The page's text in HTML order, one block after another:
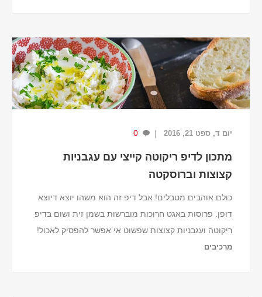
פיסת זנגביל (ג'ינג'ר) בערך בגודל שליש אצבע.
½ לימון.
כדי לקבל...
יום ד, ספט 21, 2016 0
מתכון לדיפ ריקוטה קייצי עם עגבניות
קצוצות וברוסקטה
כולם אוהבים מטבלים! אבל דיפ זה הוא משהו יוצא דיוצא
דופן. פרוסות באגט חרוכות מוברשות בשמן זית ושום בדיפ
ריקוטה ועגבניות קצוצות שפשוט אי אפשר להפסיק לאכול!
מרכיבים